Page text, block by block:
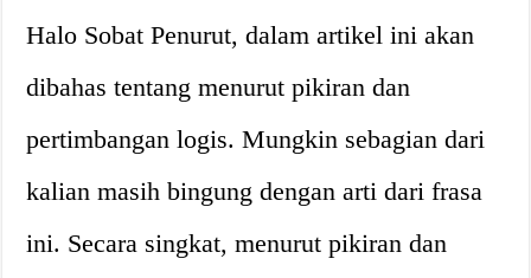
Halo Sobat Penurut, dalam artikel ini akan
dibahas tentang menurut pikiran dan
pertimbangan logis. Mungkin sebagian dari
kalian masih bingung dengan arti dari frasa
ini. Secara singkat, menurut pikiran dan